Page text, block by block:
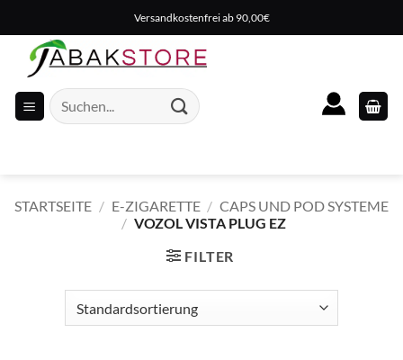
Inhalt
springen
Versandkostenfrei ab 90,00€
Suche
nach:
STARTSEITE / E-ZIGARETTE / CAPS UND POD SYSTEME
/ VOZOL VISTA PLUG EZ
FILTER